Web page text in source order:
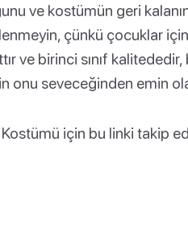
ve kostümün geri
çünkü çocuklar
ve birinci sınıf kalitededir,
onu seveceğinden emin
Kostümü için bu linki takip